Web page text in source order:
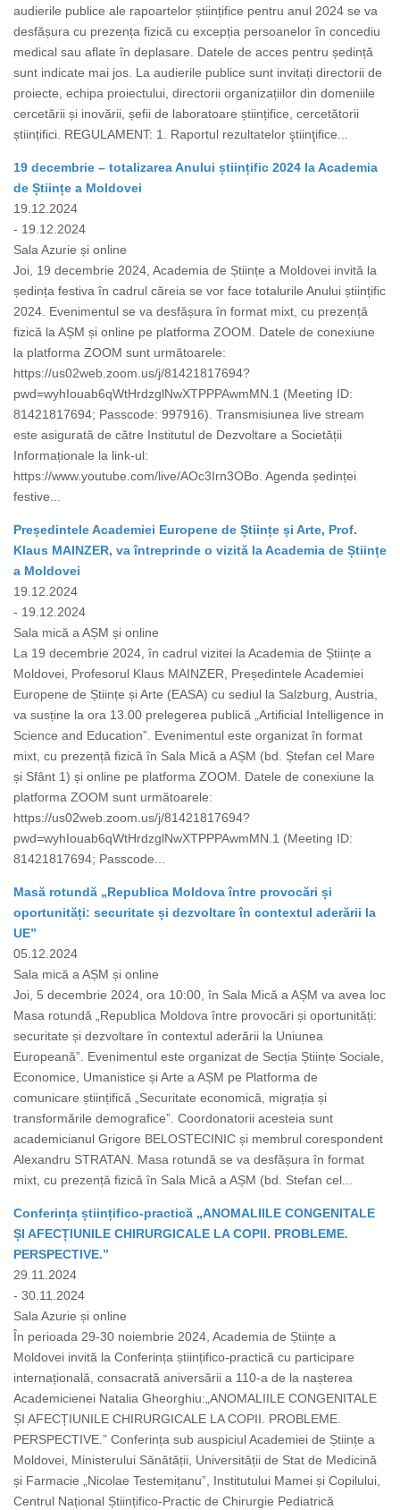
audierile publice ale rapoartelor științifice pentru anul 2024 se va
desfășura cu prezența fizică cu excepția persoanelor în concediu
medical sau aflate în deplasare. Datele de acces pentru ședință
sunt indicate mai jos. La audierile publice sunt invitați directorii de
proiecte, echipa proiectului, directorii organizațiilor din domeniile
cercetării și inovării, șefii de laboratoare științifice, cercetătorii
științifici. REGULAMENT: 1. Raportul rezultatelor ştiinţifice...
19 decembrie – totalizarea Anului științific 2024 la Academia
de Științe a Moldovei
19.12.2024
- 19.12.2024
Sala Azurie și online
Joi, 19 decembrie 2024, Academia de Științe a Moldovei invită la
ședința festiva în cadrul căreia se vor face totalurile Anului științific
2024. Evenimentul se va desfășura în format mixt, cu prezență
fizică la AȘM și online pe platforma ZOOM. Datele de conexiune
la platforma ZOOM sunt următoarele:
https://us02web.zoom.us/j/81421817694?
pwd=wyhIouab6qWtHrdzglNwXTPPPAwmMN.1 (Meeting ID:
81421817694; Passcode: 997916). Transmisiunea live stream
este asigurată de către Institutul de Dezvoltare a Societății
Informaționale la link-ul:
https://www.youtube.com/live/AOc3Irn3OBo. Agenda ședinței
festive...
Președintele Academiei Europene de Științe și Arte, Prof.
Klaus MAINZER, va întreprinde o vizită la Academia de Științe
a Moldovei
19.12.2024
- 19.12.2024
Sala mică a AȘM și online
La 19 decembrie 2024, în cadrul vizitei la Academia de Științe a
Moldovei, Profesorul Klaus MAINZER, Președintele Academiei
Europene de Științe și Arte (EASA) cu sediul la Salzburg, Austria,
va susține la ora 13.00 prelegerea publică „Artificial Intelligence in
Science and Education”. Evenimentul este organizat în format
mixt, cu prezență fizică în Sala Mică a AȘM (bd. Ștefan cel Mare
și Sfânt 1) și online pe platforma ZOOM. Datele de conexiune la
platforma ZOOM sunt următoarele:
https://us02web.zoom.us/j/81421817694?
pwd=wyhIouab6qWtHrdzglNwXTPPPAwmMN.1 (Meeting ID:
81421817694; Passcode...
Masă rotundă „Republica Moldova între provocări și
oportunități: securitate și dezvoltare în contextul aderării la
UE”
05.12.2024
Sala mică a AȘM și online
Joi, 5 decembrie 2024, ora 10:00, în Sala Mică a AȘM va avea loc
Masa rotundă „Republica Moldova între provocări și oportunități:
securitate și dezvoltare în contextul aderării la Uniunea
Europeană”. Evenimentul este organizat de Secția Științe Sociale,
Economice, Umanistice și Arte a AȘM pe Platforma de
comunicare științifică „Securitate economică, migrația și
transformările demografice”. Coordonatorii acesteia sunt
academicianul Grigore BELOSTECINIC și membrul corespondent
Alexandru STRATAN. Masa rotundă se va desfășura în format
mixt, cu prezență fizică în Sala Mică a AȘM (bd. Stefan cel...
Conferința științifico-practică „ANOMALIILE CONGENITALE
ȘI AFECȚIUNILE CHIRURGICALE LA COPII. PROBLEME.
PERSPECTIVE.”
29.11.2024
- 30.11.2024
Sala Azurie și online
În perioada 29-30 noiembrie 2024, Academia de Științe a
Moldovei invită la Conferința științifico-practică cu participare
internațională, consacrată aniversării a 110-a de la nașterea
Academicienei Natalia Gheorghiu:„ANOMALIILE CONGENITALE
ȘI AFECȚIUNILE CHIRURGICALE LA COPII. PROBLEME.
PERSPECTIVE.” Conferința sub auspiciul Academiei de Științe a
Moldovei, Ministerului Sănătății, Universității de Stat de Medicină
și Farmacie „Nicolae Testemițanu”, Institutului Mamei și Copilului,
Centrul Național Științifico-Practic de Chirurgie Pediatrică